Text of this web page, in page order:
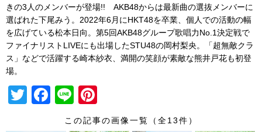
きの3人のメンバーが登場!! AKB48からは最新曲の選抜メンバーに
選ばれた下尾みう。2022年6月にHKT48を卒業、 個人での活動の幅
を広げている松本日向。第5回AKB48グループ歌唱力No.1決定戦で
ファイナリストLIVEにも出場したSTU48の岡村梨央。「超無敵クラ
ス」 などで活躍する崎本紗衣、満開の笑顔が素敵な熊井戸花も初登
場。
T
F
Li
n
nt
この記事の画像一覧（全13件）